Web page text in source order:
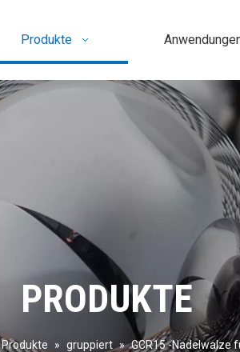
Produkte
PRODUKTE
Produkte » gruppiert » GCR15 -Nadelwalze